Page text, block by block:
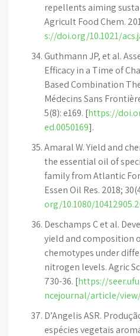
repellents aiming
Agricult Food Chem.
s://doi.org/10.1021/
Guthmann JP, et al.
Efficacy in a Time of
Based Combination
Médecins Sans
5(8): e169. [https://
ed.0050169].
Amaral W. Yield and
the essential oil of
family from Atlantic
Essen Oil Res. 2018;
org/10.1080/
Deschamps C et al.
yield and composition
chemotypes under
nitrogen levels. Agric
730-36. [https://
ncejournal/article/
D’Angelis ASR.
espécies vegetais